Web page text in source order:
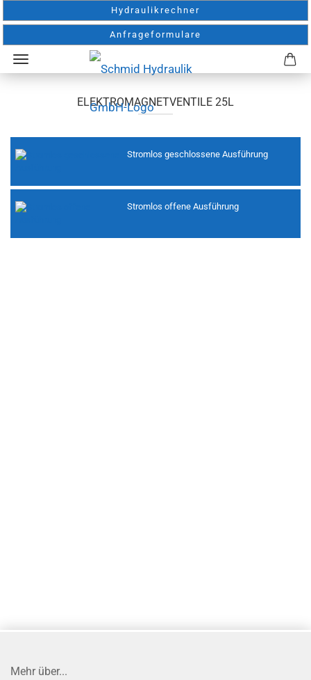
Hydraulikrechner
Anfrageformulare
ELEKTROMAGNETVENTILE 25L
Stromlos geschlossene Ausführung
Stromlos offene Ausführung
Mehr über...